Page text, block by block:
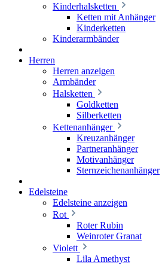
Kinderhalsketten
Ketten mit Anhänger
Kinderketten
Kinderarmbänder
Herren
Herren anzeigen
Armbänder
Halsketten
Goldketten
Silberketten
Kettenanhänger
Kreuzanhänger
Partneranhänger
Motivanhänger
Sternzeichenanhänger
Edelsteine
Edelsteine anzeigen
Rot
Roter Rubin
Weinroter Granat
Violett
Lila Amethyst